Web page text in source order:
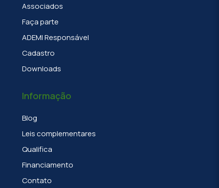
Associados
Faça parte
ADEMI Responsável
Cadastro
Downloads
Informação
Blog
Leis complementares
Qualifica
Financiamento
Contato